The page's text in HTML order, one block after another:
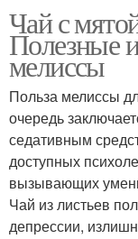
Чай с
Полезные
мелиссы
Польза мелиссы
очередь
седативным
доступных
вызывающих
Чай из листьев
депрессии,